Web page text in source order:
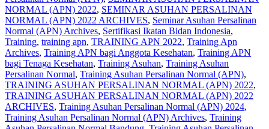
NORMAL (APN) 2022, SEMINAR ASUHAN PERSALINAN
NORMAL (APN) 2022 ARCHIVES, Seminar Asuhan Persalinan
Normal (APN) Archives, Sertifikasi Ikatan Bidan Indonesia,
Training, training apn, TRAINING APN 2022, Training Apn
Archives, Training APN bagi Anggota Kesehatan, Training APN
bagi Tenaga Kesehatan, Training Asuhan, Training Asuhan
Persalinan Normal, Training Asuhan Persalinan Normal (APN),
TRAINING ASUHAN PERSALINAN NORMAL (APN) 2022,
TRAINING ASUHAN PERSALINAN NORMAL (APN) 2022
ARCHIVES, Training Asuhan Persalinan Normal (APN) 2024,
Training Asuhan Persalinan Normal (APN) Archives, Training